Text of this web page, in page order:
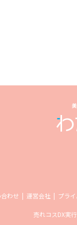
わせ 運営会社 プラ
売れコスDX実